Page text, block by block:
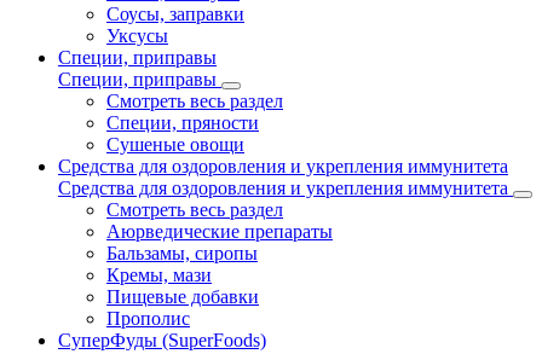
Соусы, заправки
Уксусы
Специи, приправы
Специи, приправы
Смотреть весь раздел
Специи, пряности
Сушеные овощи
Средства для оздоровления и укрепления иммунитета
Средства для оздоровления и укрепления иммунитета
Смотреть весь раздел
Аюрведические препараты
Бальзамы, сиропы
Кремы, мази
Пищевые добавки
Прополис
СуперФуды (SuperFoods)